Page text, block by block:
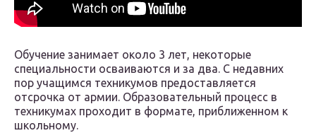
Обучение занимает около 3 лет, некоторые
специальности осваиваются и за два. С недавних
пор учащимся техникумов предоставляется
отсрочка от армии. Образовательный процесс в
техникумах проходит в формате, приближенном к
школьному.